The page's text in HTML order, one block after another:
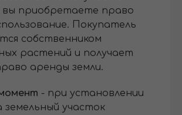
вы приобретаете право
Покупатель
собственником
растений и получает
аренды земли.
- при установлении
земельный участок